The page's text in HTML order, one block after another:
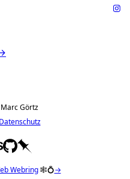
Görtz
Webring🕸💍→